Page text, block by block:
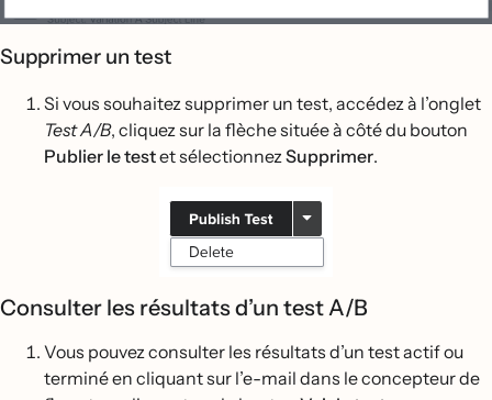
Supprimer un test
Si vous souhaitez supprimer un test, accédez à l’onglet
Test A/B, cliquez sur la flèche située à côté du bouton
Publier le testet sélectionnez Supprimer.
Consulter les résultats d’un test A/B
Vous pouvez consulter les résultats d’un test actif ou
terminé en cliquant sur l’e-mail dans le concepteur de